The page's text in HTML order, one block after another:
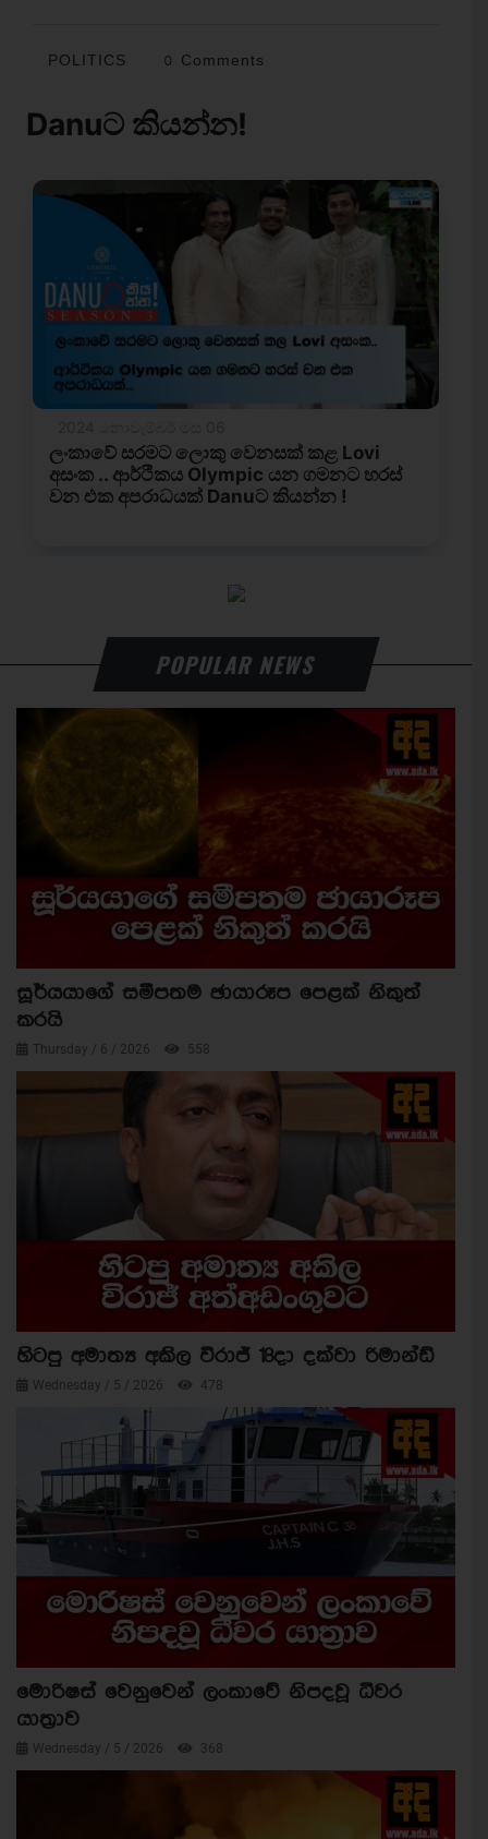
POLITICS 0 Comments
POPULAR NEWS
සූර්යයාගේ සමීපතම ඡායාරූප පෙළක් නිකුත්
කරයි
Thursday / 6 / 2026 558
හිටපු අමාත්‍ය අකිල විරාජ් 18දා දක්වා රිමාන්ඩ්
Wednesday / 5 / 2026 478
මොරිෂස් වෙනුවෙන් ලංකාවේ නිපදවූ ධීවර
යාත්‍රාව
Wednesday / 5 / 2026 368